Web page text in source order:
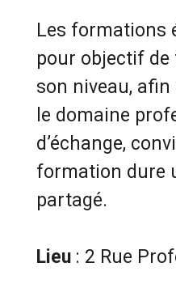
Les formations
pour objectif
son niveau,
le domaine
d’échange,
formation dure
partagé.
Lieu : 2 Rue